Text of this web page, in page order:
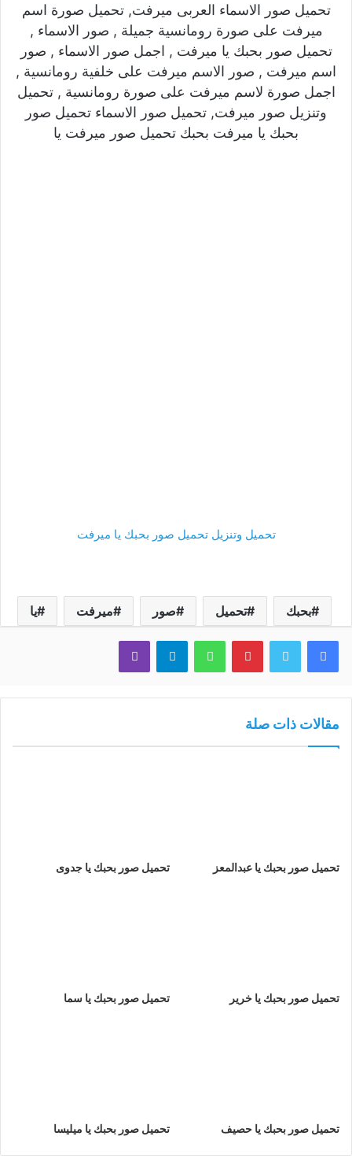
تحميل صور الاسماء العربى ميرفت, تحميل صورة اسم
ميرفت على صورة رومانسية جميلة , صور الاسماء ,
تحميل صور بحبك يا ميرفت , اجمل صور الاسماء , صور
اسم ميرفت , صور الاسم ميرفت على خلفية رومانسية ,
اجمل صورة لاسم ميرفت على صورة رومانسية , تحميل
وتنزيل صور ميرفت, تحميل صور الاسماء تحميل صور
بحبك يا ميرفت بحبك تحميل صور ميرفت يا
تحميل وتنزيل تحميل صور بحبك يا ميرفت
بحبك تحميل صور ميرفت يا
فيسبوك تويتر بينتيريستواتساب تيلقرام ڤايبر
مقالات ذات صلة
تحميل صور بحبك يا عبدالمعز تحميل صور بحبك يا جدوى
تحميل صور بحبك يا خرير تحميل صور بحبك يا سما
تحميل صور بحبك يا حصيف تحميل صور بحبك يا ميليسا